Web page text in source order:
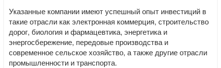
Указанные компании имеют успешный опыт инвестиций в
такие отрасли как электронная коммерция, строительство
дорог, биология и фармацевтика, энергетика и
энергосбережение, передовые производства и
современное сельское хозяйство, а также другие отрасли
промышленности и транспорта.